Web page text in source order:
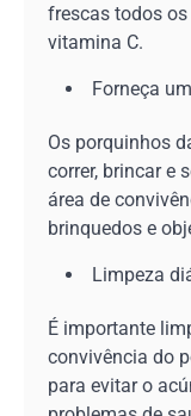
frescas todos
vitamina C.
Forneça
Os porquinhos
correr, brincar e
área de
brinquedos e
Limpeza
É importante
convivência do
para evitar o